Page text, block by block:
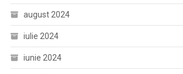
august 2024
iulie 2024
iunie 2024